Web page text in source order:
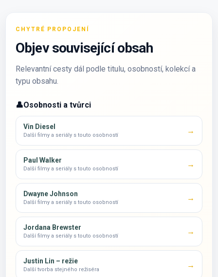
CHYTRÉ PROPOJENÍ
Objev související obsah
Relevantní cesty dál podle titulu, osobností, kolekcí a
typu obsahu.
👤Osobnosti a tvůrci
Vin Diesel
Další filmy a seriály s touto osobností →
Paul Walker
Další filmy a seriály s touto osobností →
Dwayne Johnson
Další filmy a seriály s touto osobností →
Jordana Brewster
Další filmy a seriály s touto osobností →
Justin Lin – režie
Další tvorba stejného režiséra →